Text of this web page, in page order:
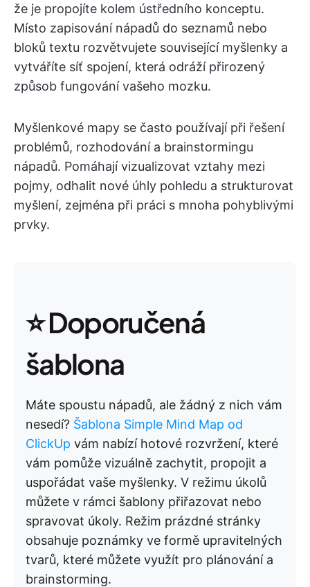
že je propojíte kolem ústředního konceptu.
Místo zapisování nápadů do seznamů nebo
bloků textu rozvětvujete související myšlenky a
vytváříte síť spojení, která odráží přirozený
způsob fungování vašeho mozku.
Myšlenkové mapy se často používají při řešení
problémů, rozhodování a brainstormingu
nápadů. Pomáhají vizualizovat vztahy mezi
pojmy, odhalit nové úhly pohledu a strukturovat
myšlení, zejména při práci s mnoha pohyblivými
prvky.
⭐ Doporučená
šablona
Máte spoustu nápadů, ale žádný z nich vám
nesedí? Šablona Simple Mind Map od
ClickUp vám nabízí hotové rozvržení, které
vám pomůže vizuálně zachytit, propojit a
uspořádat vaše myšlenky. V režimu úkolů
můžete v rámci šablony přiřazovat nebo
spravovat úkoly. Režim prázdné stránky
obsahuje poznámky ve formě upravitelných
tvarů, které můžete využít pro plánování a
brainstorming.